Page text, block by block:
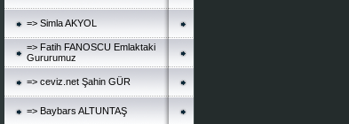
=> Simla AKYOL
=> Fatih FANOSCU Emlaktaki
Gururumuz
=> ceviz.net Şahin GÜR
=> Baybars ALTUNTAŞ